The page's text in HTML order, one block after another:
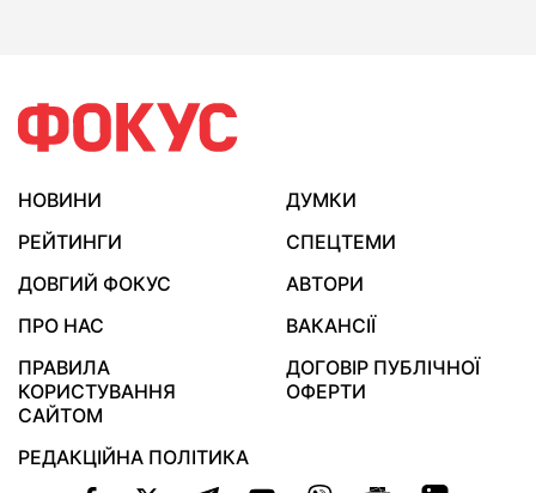
НОВИНИ
ДУМКИ
РЕЙТИНГИ
СПЕЦТЕМИ
ДОВГИЙ ФОКУС
АВТОРИ
ПРО НАС
ВАКАНСІЇ
ПРАВИЛА
КОРИСТУВАННЯ
САЙТОМ
ДОГОВІР ПУБЛІЧНОЇ
ОФЕРТИ
РЕДАКЦІЙНА ПОЛІТИКА